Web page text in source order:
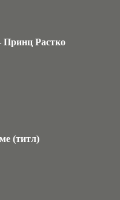
Растко
(титл)